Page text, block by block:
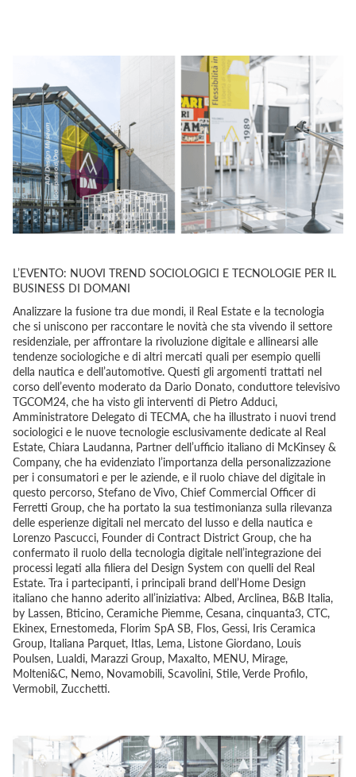
L’EVENTO: NUOVI TREND SOCIOLOGICI E TECNOLOGIE PER IL
BUSINESS DI DOMANI
Analizzare la fusione tra due mondi, il Real Estate e la tecnologia
che si uniscono per raccontare le novità che sta vivendo il settore
residenziale, per affrontare la rivoluzione digitale e allinearsi alle
tendenze sociologiche e di altri mercati quali per esempio quelli
della nautica e dell’automotive. Questi gli argomenti trattati nel
corso dell’evento moderato da Dario Donato, conduttore televisivo
TGCOM24, che ha visto gli interventi di Pietro Adduci,
Amministratore Delegato di TECMA, che ha illustrato i nuovi trend
sociologici e le nuove tecnologie esclusivamente dedicate al Real
Estate, Chiara Laudanna, Partner dell’ufficio italiano di McKinsey &
Company, che ha evidenziato l’importanza della personalizzazione
per i consumatori e per le aziende, e il ruolo chiave del digitale in
questo percorso, Stefano de Vivo, Chief Commercial Officer di
Ferretti Group, che ha portato la sua testimonianza sulla rilevanza
delle esperienze digitali nel mercato del lusso e della nautica e
Lorenzo Pascucci, Founder di Contract District Group, che ha
confermato il ruolo della tecnologia digitale nell’integrazione dei
processi legati alla filiera del Design System con quelli del Real
Estate. Tra i partecipanti, i principali brand dell’Home Design
italiano che hanno aderito all’iniziativa: Albed, Arclinea, B&B Italia,
by Lassen, Bticino, Ceramiche Piemme, Cesana, cinquanta3, CTC,
Ekinex, Ernestomeda, Florim SpA SB, Flos, Gessi, Iris Ceramica
Group, Italiana Parquet, Itlas, Lema, Listone Giordano, Louis
Poulsen, Lualdi, Marazzi Group, Maxalto, MENU, Mirage,
Molteni&C, Nemo, Novamobili, Scavolini, Stile, Verde Profilo,
Vermobil, Zucchetti.